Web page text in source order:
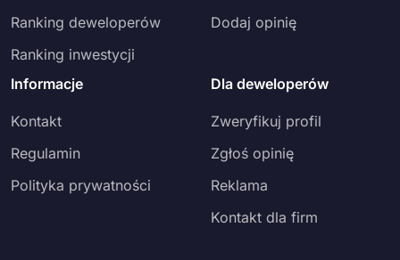
Ranking deweloperów
Ranking inwestycji
Dodaj opinię
Informacje
Kontakt
Regulamin
Polityka prywatności
Dla deweloperów
Zweryfikuj profil
Zgłoś opinię
Reklama
Kontakt dla firm